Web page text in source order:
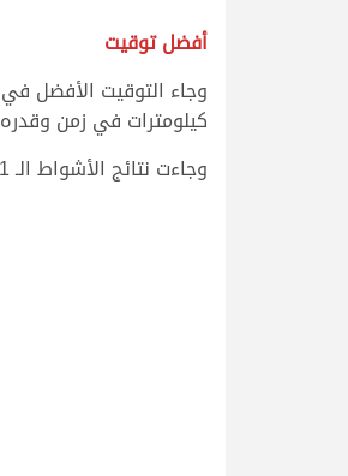
أفضل توقيت
كيلومترات في زمن وقدره 12.43.04.
وجاءت نتائج الأشواط الـ 11 التي أقيمت مساء اليوم على النحو التالي: